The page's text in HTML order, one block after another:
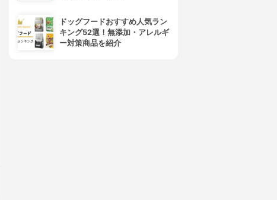
ドッグフードおすすめ人気ラン
キング52選！無添加・アレルギ
ー対策商品を紹介